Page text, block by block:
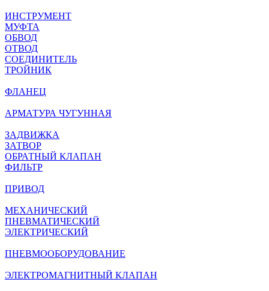
ИНСТРУМЕНТ
МУФТА
ОБВОД
ОТВОД
СОЕДИНИТЕЛЬ
ТРОЙНИК
ФЛАНЕЦ
АРМАТУРА ЧУГУННАЯ
ЗАДВИЖКА
ЗАТВОР
ОБРАТНЫЙ КЛАПАН
ФИЛЬТР
ПРИВОД
МЕХАНИЧЕСКИЙ
ПНЕВМАТИЧЕСКИЙ
ЭЛЕКТРИЧЕСКИЙ
ПНЕВМООБОРУДОВАНИЕ
ЭЛЕКТРОМАГНИТНЫЙ КЛАПАН